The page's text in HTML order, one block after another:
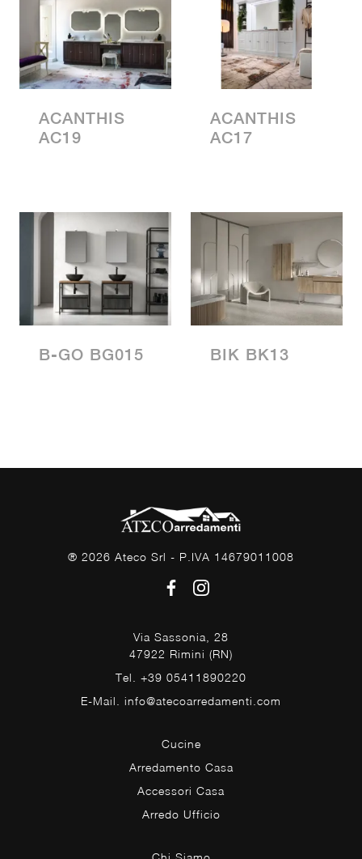
ACANTHIS
AC19
ACANTHIS
AC17
B-GO BG015 BIK BK13
® 2026 Ateco Srl - P.IVA 14679011008
Via Sassonia, 28
47922 Rimini (RN)
Tel. +39 05411890220
E-Mail. info@atecoarredamenti.com
Cucine
Arredamento Casa
Accessori Casa
Arredo Ufficio